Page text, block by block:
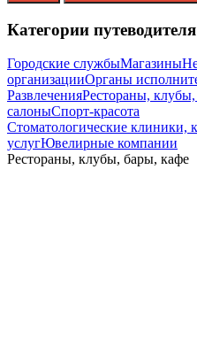
Категории путеводителя
Городские службыМагазины
организацииОрганы
РазвлеченияРестораны,
салоныСпорт-красота
Стоматологические клиники,
услугЮвелирные компании
Рестораны, клубы, бары, кафе